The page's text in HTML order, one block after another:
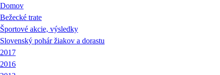
Domov
Bežecké trate
Športové akcie, výsledky
Slovenský pohár žiakov a dorastu
2017
2016